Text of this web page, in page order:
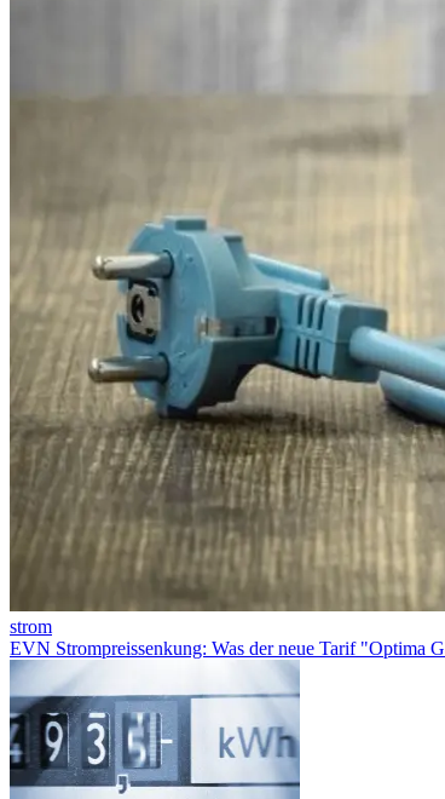
strom
EVN Strompreissenkung: Was der neue Tarif "Optima